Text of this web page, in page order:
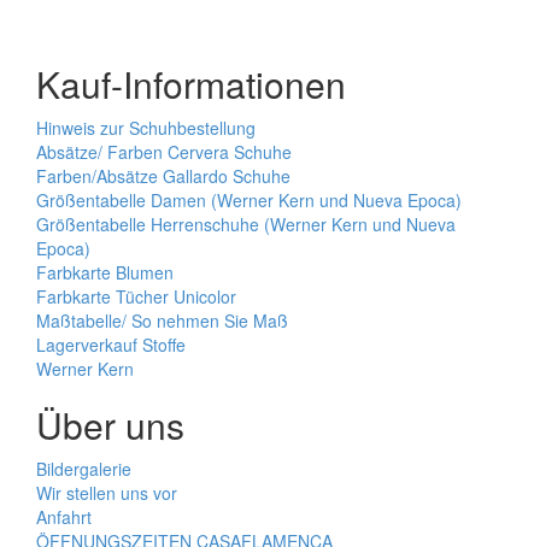
Kauf-Informationen
Hinweis zur Schuhbestellung
Absätze/ Farben Cervera Schuhe
Farben/Absätze Gallardo Schuhe
Größentabelle Damen (Werner Kern und Nueva Epoca)
Größentabelle Herrenschuhe (Werner Kern und Nueva
Epoca)
Farbkarte Blumen
Farbkarte Tücher Unicolor
Maßtabelle/ So nehmen Sie Maß
Lagerverkauf Stoffe
Werner Kern
Über uns
Bildergalerie
Wir stellen uns vor
Anfahrt
ÖFFNUNGSZEITEN CASAFLAMENCA